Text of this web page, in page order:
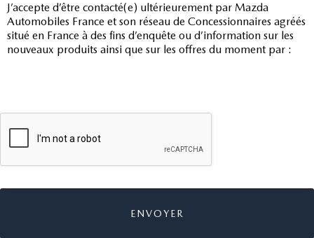
J’accepte d’être contacté(e) ultérieurement par Mazda
Automobiles France et son réseau de Concessionnaires agréés
situé en France à des fins d’enquête ou d’information sur les
nouveaux produits ainsi que sur les offres du moment par :